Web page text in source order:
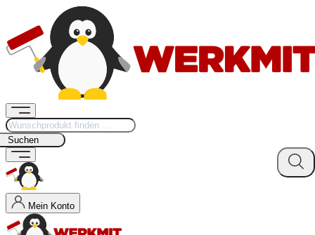
Suchen
Mein Konto